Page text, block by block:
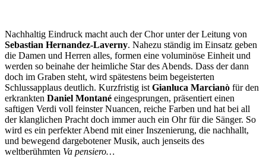
Nachhaltig Eindruck macht auch der Chor unter der Leitung von
Sebastian Hernandez-Laverny. Nahezu ständig im Einsatz geben
die Damen und Herren alles, formen eine voluminöse Einheit und
werden so beinahe der heimliche Star des Abends. Dass der dann
doch im Graben steht, wird spätestens beim begeisterten
Schlussapplaus deutlich. Kurzfristig ist Gianluca Marcianò für den
erkrankten Daniel Montané eingesprungen, präsentiert einen
saftigen Verdi voll feinster Nuancen, reiche Farben und hat bei all
der klanglichen Pracht doch immer auch ein Ohr für die Sänger. So
wird es ein perfekter Abend mit einer Inszenierung, die nachhallt,
und bewegend dargebotener Musik, auch jenseits des
weltberühmten Va pensiero…